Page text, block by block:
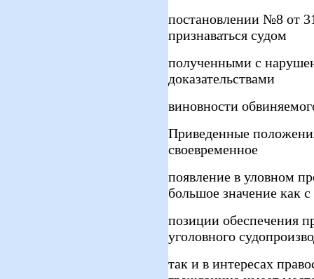
постановлении №8 от
признаваться судом
полученными с
доказательствами
виновности
Приведенные
своевременное
появление в уловном
большое значение как с
позиции обеспечения
уголовного
так и в интересах